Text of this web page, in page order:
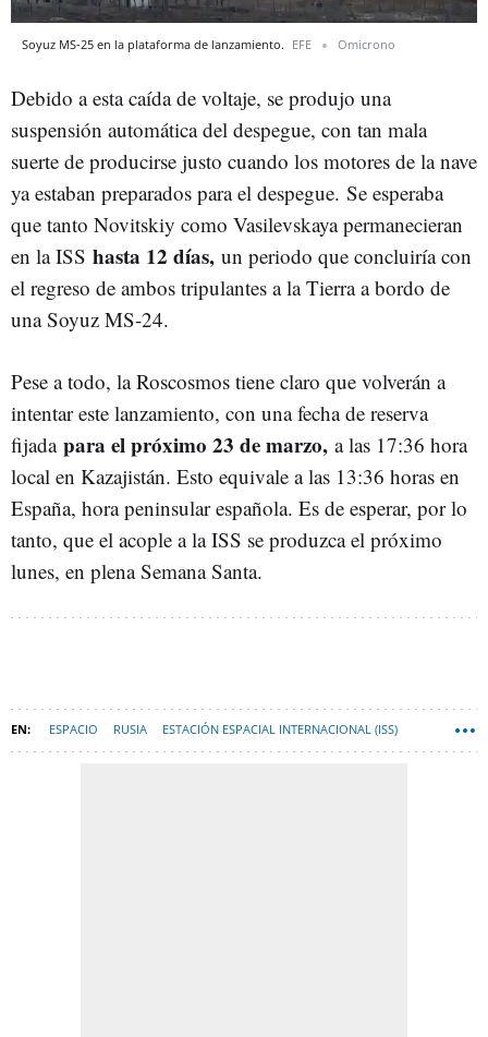
Soyuz MS-25 en la plataforma de lanzamiento. EFE Omicrono
Debido a esta caída de voltaje, se produjo una
suspensión automática del despegue, con tan mala
suerte de producirse justo cuando los motores de la nave
ya estaban preparados para el despegue. Se esperaba
que tanto Novitskiy como Vasilevskaya permanecieran
en la ISS hasta 12 días, un periodo que concluiría con
el regreso de ambos tripulantes a la Tierra a bordo de
una Soyuz MS-24.
Pese a todo, la Roscosmos tiene claro que volverán a
intentar este lanzamiento, con una fecha de reserva
fijada para el próximo 23 de marzo, a las 17:36 hora
local en Kazajistán. Esto equivale a las 13:36 horas en
España, hora peninsular española. Es de esperar, por lo
tanto, que el acople a la ISS se produzca el próximo
lunes, en plena Semana Santa.
ESPACIO RUSIA ESTACIÓN ESPACIAL INTERNACIONAL (ISS)